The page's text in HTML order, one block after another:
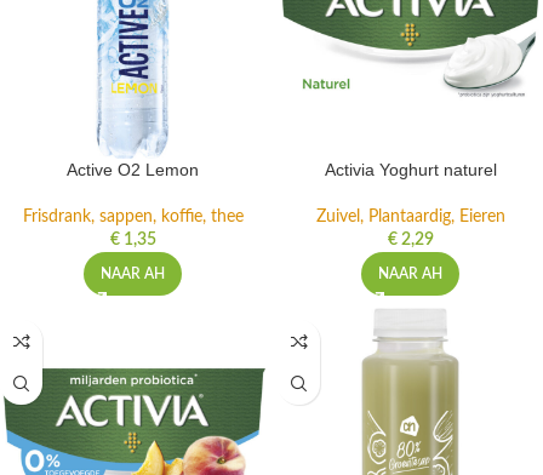
Active O2 Lemon
Frisdrank, sappen, koffie, thee
€1,35
NAAR AH
Activia Yoghurt naturel
Zuivel, Plantaardig, Eieren
€2,29
NAAR AH